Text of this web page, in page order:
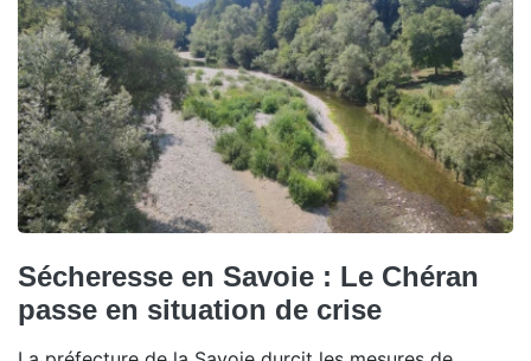
Sécheresse en Savoie : Le Chéran
passe en situation de crise